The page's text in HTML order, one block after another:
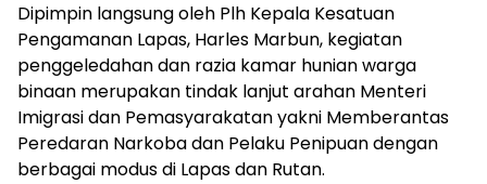
Dipimpin langsung oleh Plh Kepala Kesatuan
Pengamanan Lapas, Harles Marbun, kegiatan
penggeledahan dan razia kamar hunian warga
binaan merupakan tindak lanjut arahan Menteri
Imigrasi dan Pemasyarakatan yakni Memberantas
Peredaran Narkoba dan Pelaku Penipuan dengan
berbagai modus di Lapas dan Rutan.